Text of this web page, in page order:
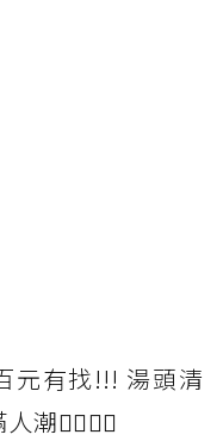
元有找!!! 湯頭清
潮🚶‍♂️🚶‍♀️